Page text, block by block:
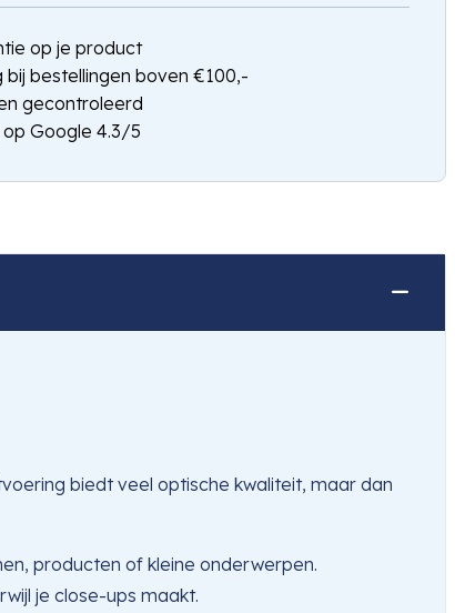
op je product
bij bestellingen boven €100,-
gecontroleerd
Google 4.3/5
biedt veel optische kwaliteit, maar dan
producten of kleine onderwerpen.
je close-ups maakt.